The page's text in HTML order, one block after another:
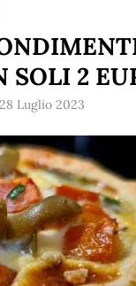
SOLI 2
28 Luglio 2023